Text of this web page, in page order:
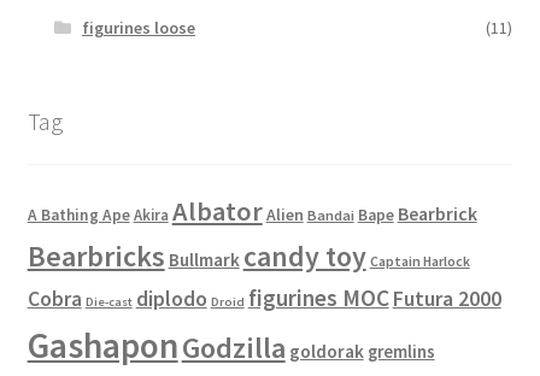
figurines loose
(11)
Tag
A Bathing Ape Akira AlbatorAlien Bandai Bape Bearbrick
Bearbricks Bullmark candy toy Captain Harlock
Cobra Die-cast diplodo Droid figurines MOCFutura 2000
GashaponGodzilla goldorak gremlins